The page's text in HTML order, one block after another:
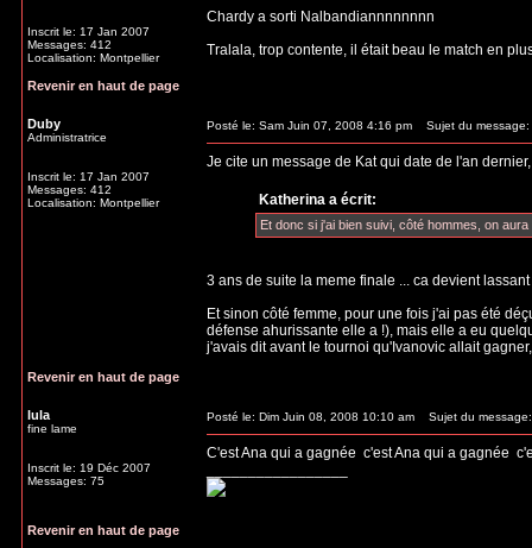
Inscrit le: 17 Jan 2007
Messages: 412
Localisation: Montpellier
Chardy a sorti Nalbandiannnnnnnn
Tralala, trop contente, il était beau le match en
Revenir en haut de page
Duby
Administratrice
Inscrit le: 17 Jan 2007
Messages: 412
Localisation: Montpellier
Posté le: Sam Juin 07, 2008 4:16 pm Sujet du message:
Je cite un message de Kat qui date de l'an
Katherina a écrit:
Et donc si j'ai bien suivi, côté hommes, on
3 ans de suite la meme finale ... ca devient lassant
Et sinon côté femme, pour une fois j'ai pas été
défense ahurissante elle a !), mais elle a eu
j'avais dit avant le tournoi qu'Ivanovic allait
Revenir en haut de page
lula
fine lame
Inscrit le: 19 Déc 2007
Messages: 75
Posté le: Dim Juin 08, 2008 10:10 am Sujet du message:
C'est Ana qui a gagnée c'est Ana qui a gagnée
Revenir en haut de page